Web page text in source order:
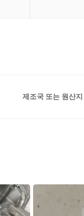
제조국 또는 원산지